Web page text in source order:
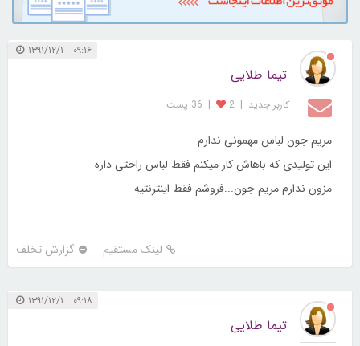
۰۹:۱۶ ۱۳۹۱/۱۲/۱
تیما طلایی
کاربر جديد |
2
| 36 پست
مریم جون لباس مهمونی ندارم
این تولیدی که باهاش کار میکنم فقط لباس راحتی داره
مزون ندارم مریم جون...فروشم فقط اینترنتیه
لینک مستقیم گزارش تخلف
۰۹:۱۸ ۱۳۹۱/۱۲/۱
تیما طلایی